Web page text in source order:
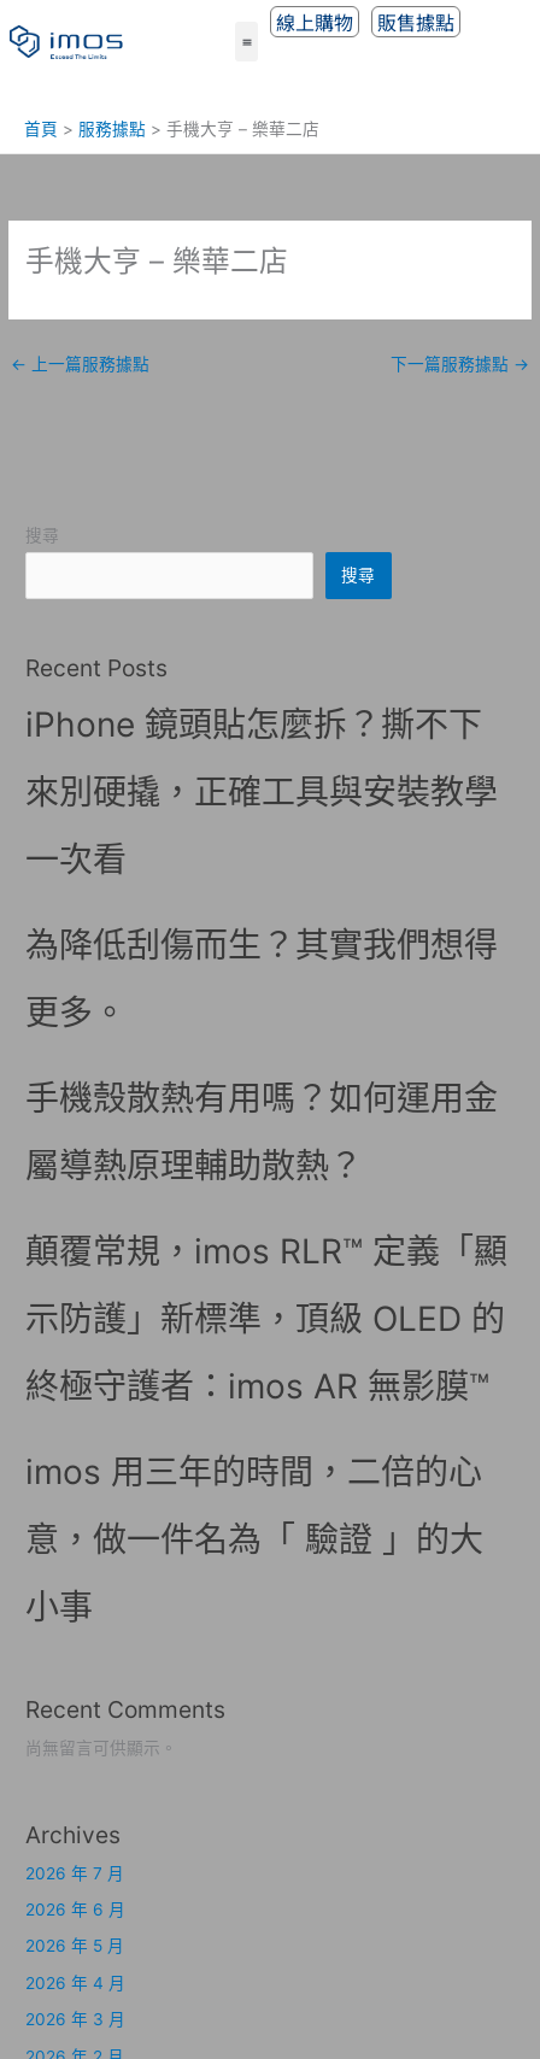
至
線上購物 販售據點
首頁 服務據點 手機大亨 – 樂華二店
手機大亨 – 樂華二店
← 上一篇服務據點 下一篇服務據點 →
搜尋
搜尋
Recent Posts
iPhone 鏡頭貼怎麼拆？撕不下
來別硬撬，正確工具與安裝教學
一次看
為降低刮傷而生？其實我們想得
更多。
手機殼散熱有用嗎？如何運用金
屬導熱原理輔助散熱？
顛覆常規，imos RLR™ 定義「顯
示防護」新標準，頂級 OLED 的
終極守護者：imos AR 無影膜™
imos 用三年的時間，二倍的心
意，做一件名為「 驗證 」的大
小事
Recent Comments
尚無留言可供顯示。
Archives
2026 年 7 月
2026 年 6 月
2026 年 5 月
2026 年 4 月
2026 年 3 月